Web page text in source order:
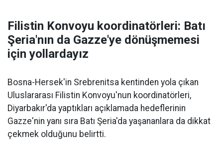
Filistin Konvoyu koordinatörleri: Batı
Şeria'nın da Gazze'ye dönüşmemesi
için yollardayız
Bosna-Hersek'in Srebrenitsa kentinden yola çıkan
Uluslararası Filistin Konvoyu'nun koordinatörleri,
Diyarbakır'da yaptıkları açıklamada hedeflerinin
Gazze'nin yanı sıra Batı Şeria'da yaşananlara da dikkat
çekmek olduğunu belirtti.